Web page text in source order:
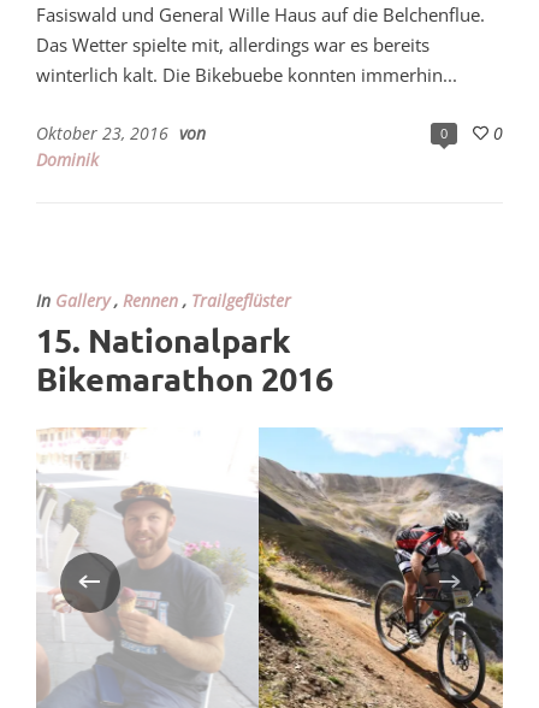
Fasiswald und General Wille Haus auf die Belchenflue.
Das Wetter spielte mit, allerdings war es bereits
winterlich kalt. Die Bikebuebe konnten immerhin...
0 0
Oktober 23, 2016 von
Dominik
In Gallery, Rennen , Trailgeflüster
15. Nationalpark
Bikemarathon 2016